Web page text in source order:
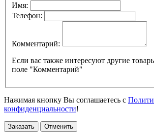
Имя:
Телефон:
Комментарий:
Если вас также интересуют другие
поле "Комментарий"
Нажимая кнопку Вы соглашаетесь с
конфиденциальности!
Заказать Отменить